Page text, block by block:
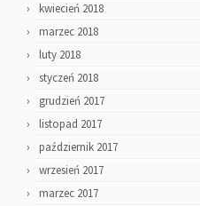
kwiecień 2018
marzec 2018
luty 2018
styczeń 2018
grudzień 2017
listopad 2017
październik 2017
wrzesień 2017
marzec 2017